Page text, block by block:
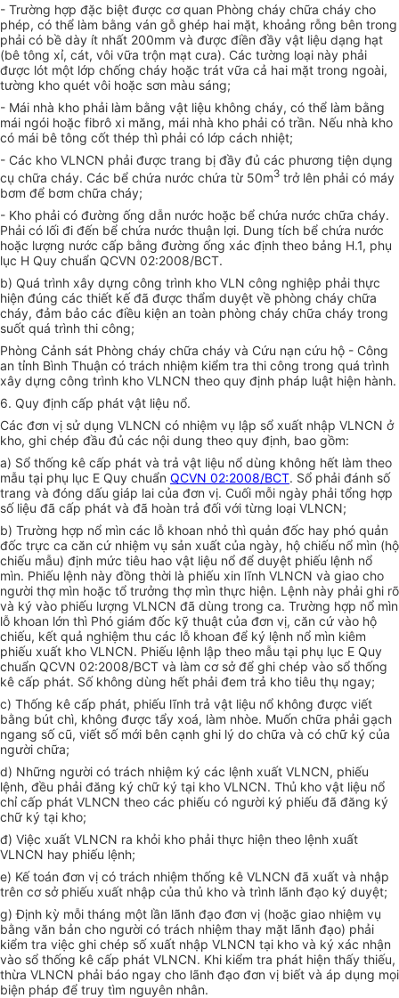
- Trường hợp đặc biệt được cơ quan Phòng cháy chữa cháy cho
phép, có thể làm bằng ván gỗ ghép hai mặt, khoảng rỗng bên trong
phải có bề dày ít nhất 200mm và được điền đầy vật liệu dạng hạt
(bê tông xỉ, cát, vôi vữa trộn mạt cưa). Các tường loại này phải
được lót một lớp chống cháy hoặc trát vữa cả hai mặt trong ngoài,
tường kho quét vôi hoặc sơn màu sáng;
- Mái nhà kho phải làm bằng vật liệu không cháy, có thể làm bằng
mái ngói hoặc fibrô xi măng, mái nhà kho phải có trần. Nếu nhà kho
có mái bê tông cốt thép thì phải có lớp cách nhiệt;
- Các kho VLNCN phải được trang bị đầy đủ các phương tiện dụng
cụ chữa cháy. Các bể chứa nước chứa từ 50m3 trở lên phải có máy
bơm để bơm chữa cháy;
- Kho phải có đường ống dẫn nước hoặc bể chứa nước chữa cháy.
Phải có lối đi đến bể chứa nước thuận lợi. Dung tích bể chứa nước
hoặc lượng nước cấp bằng đường ống xác định theo bảng H.1, phụ
lục H Quy chuẩn QCVN 02:2008/BCT.
b) Quá trình xây dựng công trình kho VLN công nghiệp phải thực
hiện đúng các thiết kế đã được thẩm duyệt về phòng cháy chữa
cháy, đảm bảo các điều kiện an toàn phòng cháy chữa cháy trong
suốt quá trình thi công;
Phòng Cảnh sát Phòng cháy chữa cháy và Cứu nạn cứu hộ - Công
an tỉnh Bình Thuận có trách nhiệm kiểm tra thi công trong quá trình
xây dựng công trình kho VLNCN theo quy định pháp luật hiện hành.
6. Quy định cấp phát vật liệu nổ.
Các đơn vị sử dụng VLNCN có nhiệm vụ lập sổ xuất nhập VLNCN ở
kho, ghi chép đầu đủ các nội dung theo quy định, bao gồm:
a) Sổ thống kê cấp phát và trả vật liệu nổ dùng không hết làm theo
mẫu tại phụ lục E Quy chuẩn QCVN 02:2008/BCT. Sổ phải đánh số
trang và đóng dấu giáp lai của đơn vị. Cuối mỗi ngày phải tổng hợp
số liệu đã cấp phát và đã hoàn trả đối với từng loại VLNCN;
b) Trường hợp nổ mìn các lỗ khoan nhỏ thì quản đốc hay phó quản
đốc trực ca căn cứ nhiệm vụ sản xuất của ngày, hộ chiếu nổ mìn (hộ
chiếu mẫu) định mức tiêu hao vật liệu nổ để duyệt phiếu lệnh nổ
mìn. Phiếu lệnh này đồng thời là phiếu xin lĩnh VLNCN và giao cho
người thợ mìn hoặc tổ trưởng thợ mìn thực hiện. Lệnh này phải ghi rõ
và ký vào phiếu lượng VLNCN đã dùng trong ca. Trường hợp nổ mìn
lỗ khoan lớn thì Phó giám đốc kỹ thuật của đơn vị, căn cứ vào hộ
chiếu, kết quả nghiệm thu các lỗ khoan để ký lệnh nổ mìn kiêm
phiếu xuất kho VLNCN. Phiếu lệnh lập theo mẫu tại phụ lục E Quy
chuẩn QCVN 02:2008/BCT và làm cơ sở để ghi chép vào sổ thống
kê cấp phát. Số không dùng hết phải đem trả kho tiêu thụ ngay;
c) Thống kê cấp phát, phiếu lĩnh trả vật liệu nổ không được viết
bằng bút chì, không được tẩy xoá, làm nhòe. Muốn chữa phải gạch
ngang số cũ, viết số mới bên cạnh ghi lý do chữa và có chữ ký của
người chữa;
d) Những người có trách nhiệm ký các lệnh xuất VLNCN, phiếu
lệnh, đều phải đăng ký chữ ký tại kho VLNCN. Thủ kho vật liệu nổ
chỉ cấp phát VLNCN theo các phiếu có người ký phiếu đã đăng ký
chữ ký tại kho;
đ) Việc xuất VLNCN ra khỏi kho phải thực hiện theo lệnh xuất
VLNCN hay phiếu lệnh;
e) Kế toán đơn vị có trách nhiệm thống kê VLNCN đã xuất và nhập
trên cơ sở phiếu xuất nhập của thủ kho và trình lãnh đạo ký duyệt;
g) Định kỳ mỗi tháng một lần lãnh đạo đơn vị (hoặc giao nhiệm vụ
bằng văn bản cho người có trách nhiệm thay mặt lãnh đạo) phải
kiểm tra việc ghi chép số xuất nhập VLNCN tại kho và ký xác nhận
vào sổ thống kê cấp phát VLNCN. Khi kiểm tra phát hiện thấy thiếu,
thừa VLNCN phải báo ngay cho lãnh đạo đơn vị biết và áp dụng mọi
biện pháp để truy tìm nguyên nhân.